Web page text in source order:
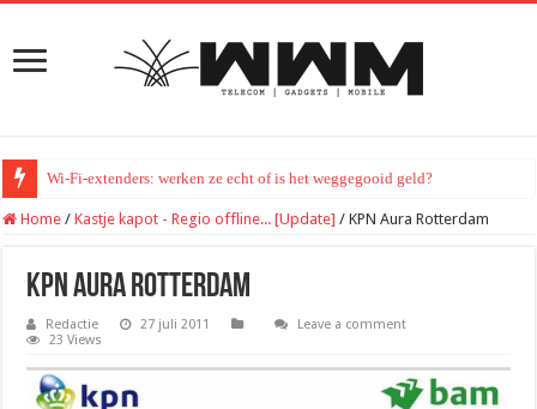
Wi-Fi-extenders: werken ze echt of is het weggegooid geld?
Home / Kastje kapot - Regio offline... [Update] / KPN Aura Rotterdam
KPN Aura Rotterdam
Redactie 27 juli 2011
Leave a comment
23 Views